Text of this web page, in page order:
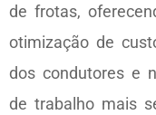
de frotas,
otimização de
dos condutores e
de trabalho mais